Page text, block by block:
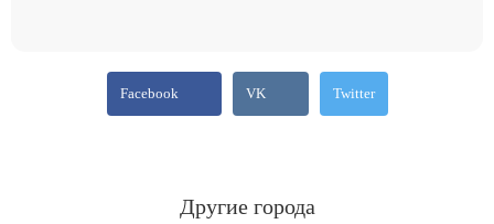
Facebook VK Twitter
Другие города